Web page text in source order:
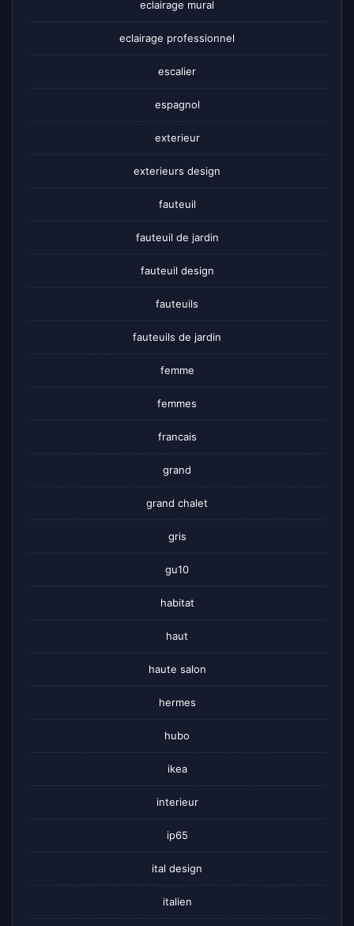
eclairage mural
eclairage professionnel
escalier
espagnol
exterieur
exterieurs design
fauteuil
fauteuil de jardin
fauteuil design
fauteuils
fauteuils de jardin
femme
femmes
francais
grand
grand chalet
gris
gu10
habitat
haut
haute salon
hermes
hubo
ikea
interieur
ip65
ital design
italien